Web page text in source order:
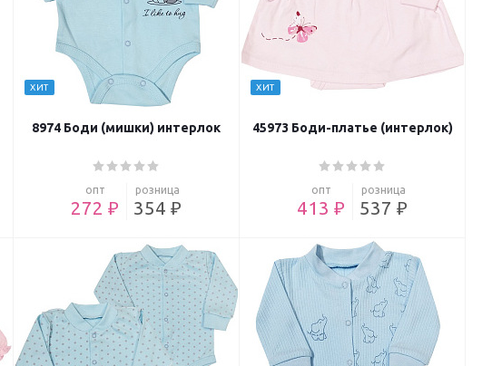
ХИТ
8974 Боди (мишки) интерлок
опт
272 ₽
розница
354 ₽
ХИТ
45973 Боди-платье (интерлок)
опт
413 ₽
розница
537 ₽